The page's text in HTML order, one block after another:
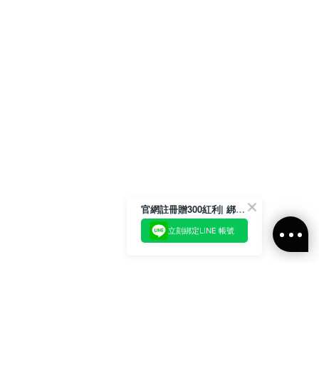
官網註冊贈300紅利| 綁定LINE再領取專屬優惠
立刻綁定LINE 帳號